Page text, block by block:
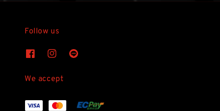
Follow us
We accept